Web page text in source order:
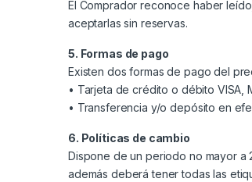
El Comprador reconoce haber
aceptarlas sin reservas.
5. Formas de pago
Existen dos formas de pago del
• Tarjeta de crédito o débito VISA,
• Transferencia y/o depósito en
6. Políticas de cambio
Dispone de un periodo no mayor
además deberá tener todas las